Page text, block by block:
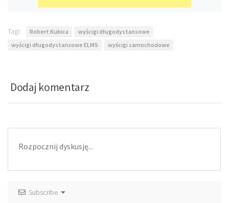
Tagi: Robert Kubica
wyścigi długodystansowe
wyścigi długodystansowe ELMS
wyścigi samochodowe
Dodaj komentarz
Subscribe